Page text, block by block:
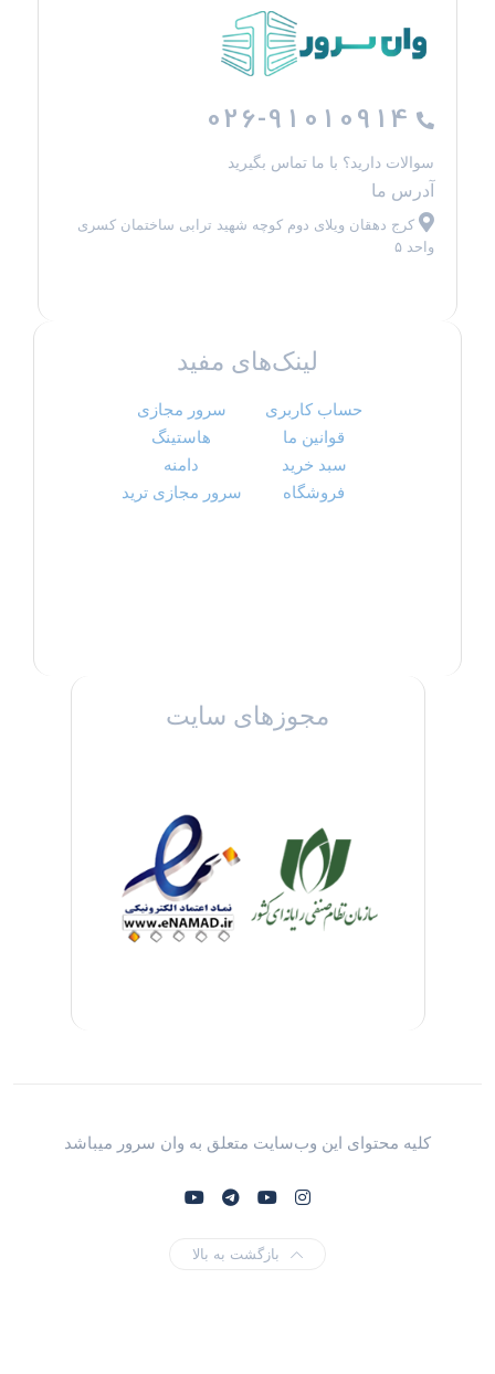
026-91010914
سوالات دارید؟ با ما تماس بگیرید
آدرس ما
کرج دهقان ویلای دوم کوچه شهید ترابی ساختمان کسری
واحد ۵
لینک‌های مفید
حساب کاربری
قوانین ما
سبد خرید
فروشگاه
سرور مجازی
هاستینگ
دامنه
سرور مجازی ترید
مجوزهای سایت
کلیه محتوای این وب‌سایت متعلق به وان سرور میباشد
بازگشت به بالا